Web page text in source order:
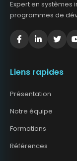
Expert en
programmes de
Liens rapides
Présentation
Notre équipe
Formations
Références